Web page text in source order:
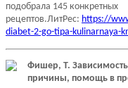
подобрала 145 конкретных
рецептов.ЛитРес: https://
diabet-2-go-tipa-kulinarnaya-
Фишер, Т.
причины, помощь в